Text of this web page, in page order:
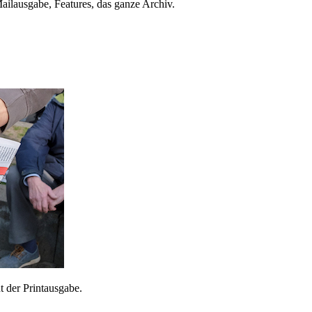
Features, das ganze Archiv.
der Printausgabe.